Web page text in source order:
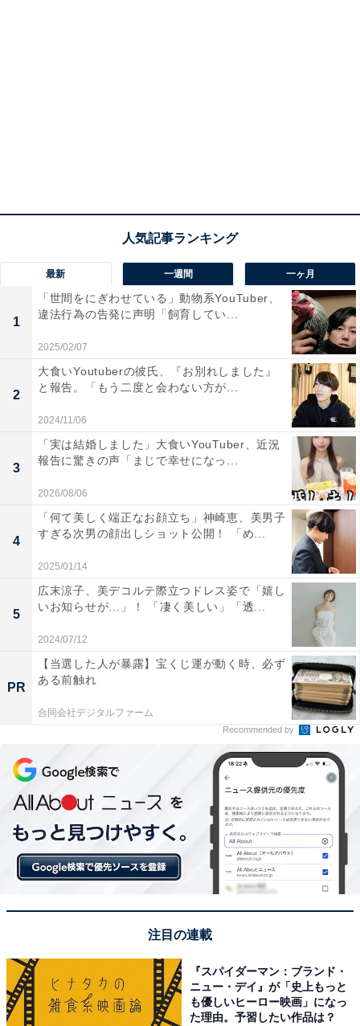
最新 一週間 一ヶ月
1
「世間をにぎわせている」動物系YouTuber、
違法行為の告発に声明「飼育してい...
2025/02/07
2
大食いYoutuberの彼氏、『お別れしました』
と報告。「もう二度と会わない方が...
2024/11/06
3
「実は結婚しました」大食いYouTuber、近況
報告に驚きの声「まじで幸せになっ...
2026/08/06
4
「何て美しく端正なお顔立ち」神崎恵、美男子
すぎる次男の顔出しショット公開！ 「め...
2025/01/14
5
広末涼子、美デコルテ際立つドレス姿で「嬉し
いお知らせが…」！ 「凄く美しい」「透...
2024/07/12
PR
【当選した人が暴露】宝くじ運が動く時、必ず
ある前触れ
合同会社デジタルファーム
Recommended by
注目の連載
『スパイダーマン：ブランド・
ニュー・デイ』が「史上もっと
も優しいヒーロー映画」になっ
た理由。予習したい作品は？